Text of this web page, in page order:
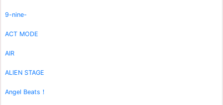
9-nine-
ACT MODE
AIR
ALIEN STAGE
Angel Beats！